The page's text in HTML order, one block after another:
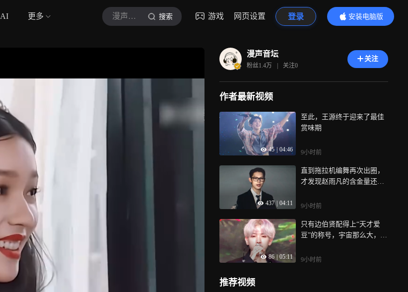
AI 更多 漫声音坛 搜索 游戏 网页设置 登录
安装电脑版
内容更精彩
漫声音坛
粉丝1.4万 | 关注0
关注
作者最新视频
45 04:46
至此，王源终于迎来了最佳
赏味期
9小时前
437 04:11
直到拖拉机编舞再次出圈，
才发现赵雨凡的含金量还在
9小时前
86 05:11
只有边伯贤配得上“天才爱
豆”的称号，宇宙那么大，我
9小时前
推荐视频